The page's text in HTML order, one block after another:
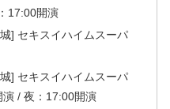
17:00開演
] セキスイハイムスーパ
] セキスイハイムスーパ
/ 夜：17:00開演